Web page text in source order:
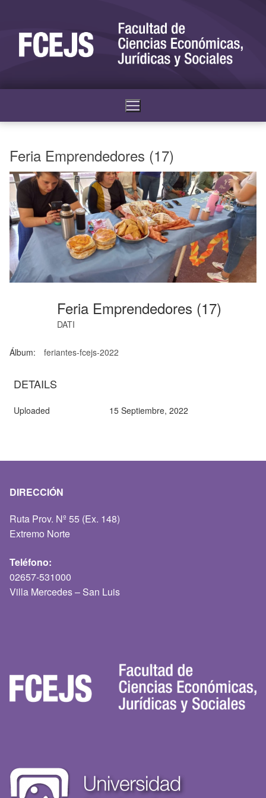
Feria Emprendedores (17)
Feria Emprendedores (17)
DATI
Álbum: feriantes-fcejs-2022
DETAILS
Uploaded 15 Septiembre, 2022
DIRECCIÓN
Ruta Prov. Nº 55 (Ex. 148)
Extremo Norte
Teléfono:
02657-531000
Villa Mercedes – San Luis